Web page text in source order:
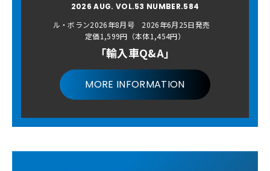
2026 AUG. VOL.53 NUMBER.584
ル・ボラン2026年8月号 2026年6月25日発売
定価1,599円（本体1,454円）
「輸入車Q&A」
MORE INFORMATION